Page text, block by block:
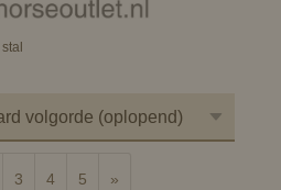
3 4 5 »